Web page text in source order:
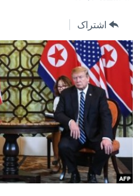
ویدیوها
فرهنگ و زندگی
حقوق شهروندی
اقتصادی
علم و فناوری
اسرائیل در جنگ
بایگانی برنامه‌های تلویزیونی
مستندها
انتخابات ریاست جمهوری آمریکا ۲۰۲۴
حمله جمهوری اسلامی به اسرائیل
رمز مهسا
ورزش زنان در ایران
پخش رادیویی
یادگیری زبان انگلیسی
دنبال کنید
زبانهای مختلف
اشتراک